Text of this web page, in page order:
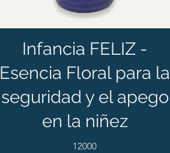
Infancia FELIZ -
Esencia Floral para la
seguridad y el apego
en la niñez
12000